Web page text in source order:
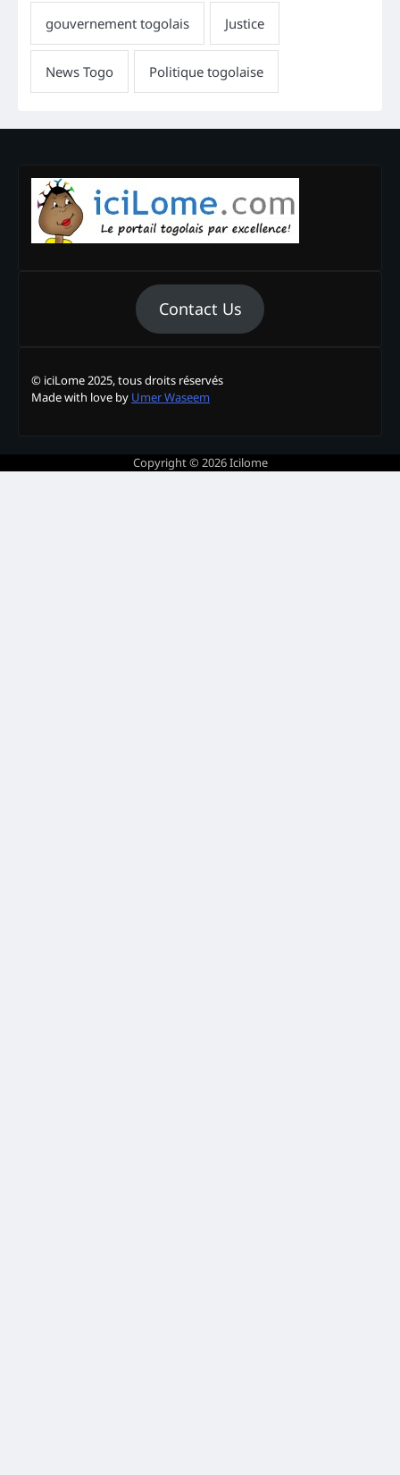
Contact Us
© iciLome 2025, tous droits réservés
Made with love by Umer Waseem
Copyright © 2026Icilome